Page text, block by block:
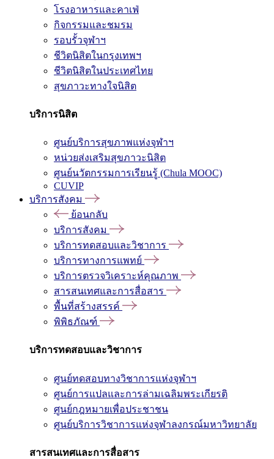
โรงอาหารและคาเฟ่
กิจกรรมและชมรม
รอบรั้วจุฬาฯ
ชีวิตนิสิตในกรุงเทพฯ
ชีวิตนิสิตในประเทศไทย
สุขภาวะทางใจนิสิต
บริการนิสิต
ศูนย์บริการสุขภาพแห่งจุฬาฯ
หน่วยส่งเสริมสุขภาวะนิสิต
ศูนย์นวัตกรรมการเรียนรู้ (Chula MOOC)
CUVIP
บริการสังคม
ย้อนกลับ
บริการสังคม
บริการทดสอบและวิชาการ
บริการทางการแพทย์
บริการตรวจวิเคราะห์คุณภาพ
สารสนเทศและการสื่อสาร
พื้นที่สร้างสรรค์
พิพิธภัณฑ์
บริการทดสอบและวิชาการ
ศูนย์ทดสอบทางวิชาการแห่งจุฬาฯ
ศูนย์การแปลและการล่ามเฉลิมพระเกียรติ
ศูนย์กฎหมายเพื่อประชาชน
ศูนย์บริการวิชาการแห่งจุฬาลงกรณ์มหาวิทยาลัย
สารสนเทศและการสื่อสาร